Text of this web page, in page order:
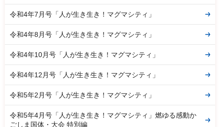
令和4年7月号「人が生き生き！マグマシティ」
令和4年8月号「人が生き生き！マグマシティ」
令和4年10月号「人が生き生き！マグマシティ」
令和4年12月号「人が生き生き！マグマシティ」
令和5年2月号「人が生き生き！マグマシティ」
令和5年4月号「人が生き生き！マグマシティ」燃ゆる感動か
ごしま国体・大会 特別編